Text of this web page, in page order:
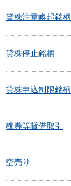
貸株注意喚起銘柄
貸株停止銘柄
貸株申込制限銘柄
株券等貸借取引
空売り